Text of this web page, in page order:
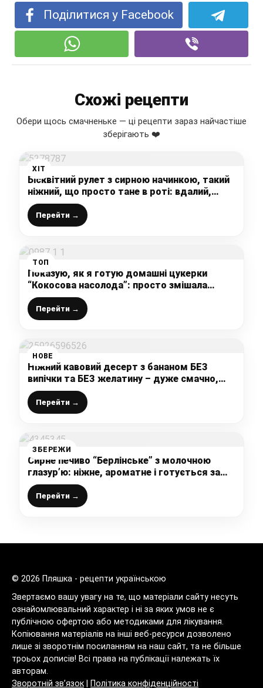
Поділитися у Facebook
Схожі рецепти
Обери щось смачненьке — ці рецепти зараз найчастіше
зберігають ❤️
ХІТ
Бісквітний рулет з сирною начинкою, такий
ніжний, що просто тане в роті: вдалий,
перевірений рецепт, який вийде у кожного
Перейти →
ТОП
Показую, як я готую домашні цукерки
“Кокосова насолода”: просто змішала
кокосову стружку зі згущеним молоком
(вийшло смачніше, ніж в магазині, простий
рецепт)
Перейти →
НОВЕ
Ніжний кавовий десерт з бананом БЕЗ
випічки та БЕЗ желатину – дуже смачно,
ароматно та поживно, щиро рекомендую!
Перейти →
ЗБЕРЕЖИ
Сирне печиво “Берлінське” з молочною
глазур’ю: ніжне, ароматне і готується за
лічені хвилини – простий рецепт
Перейти →
© 2026 Пляшка - рецепти українською
Звертаємо вашу увагу на те, що матеріали сайту несуть
ознайомлювальний характер і ні за яких умов не є
публічною офертою або методиками для лікування.
Копіювання матеріалів на інші веб-ресурси дозволено
лише зі зворотнім посиланням на наш сайт, та не більше
троьох дописів! Всі права на публікації належать їх
авторам.
Зворотній зв’язок
Політика конфіденційності